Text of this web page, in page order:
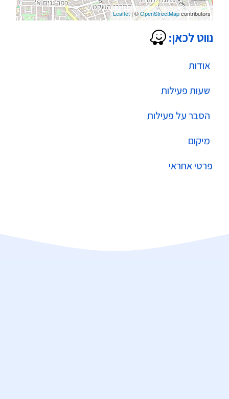
אודות
שעות פעילות
הסבר על פעילות
מיקום
פרטי אחראי
Leaflet | ©OpenStreetMapcontributors
נווט לכאן: